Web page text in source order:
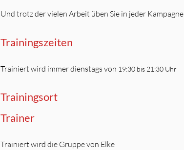
Und trotz der vielen Arbeit üben Sie in jeder
Trainingszeiten
Trainiert wird immer dienstags von 19:30 bis 21:30 Uhr
Trainingsort
Trainer
Trainiert wird die Gruppe von Elke